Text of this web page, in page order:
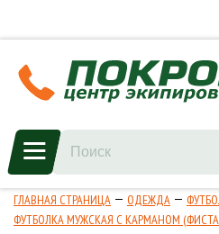
ГЛАВНАЯ СТРАНИЦА ОДЕЖДА
ФУТБОЛКА МУЖСКАЯ С КАРМАНОМ